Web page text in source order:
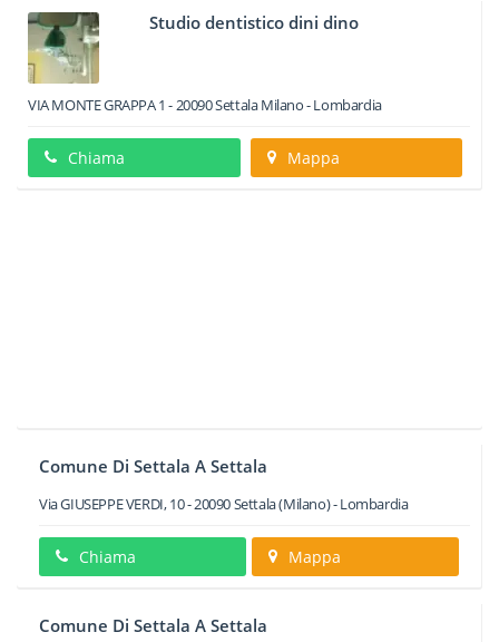
Studio dentistico dini dino
VIA MONTE GRAPPA 1 -20090SettalaMilano -Lombardia
Chiama Mappa
Comune Di Settala A Settala
Via GIUSEPPE VERDI, 10-20090Settala(Milano) -Lombardia
Chiama Mappa
Comune Di Settala A Settala